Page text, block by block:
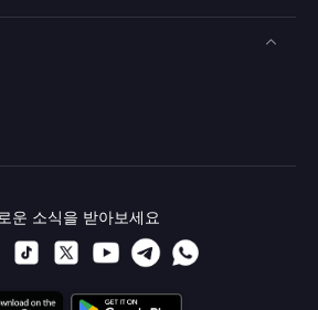
운 소식을 받아보세요